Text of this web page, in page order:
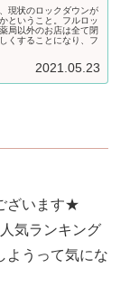
現状のロックダウンが
ということ。フルロッ
局以外のお店は全て閉
くすることになり、フ
2021.05.23
ざいます★
気ランキング
ようって気にな